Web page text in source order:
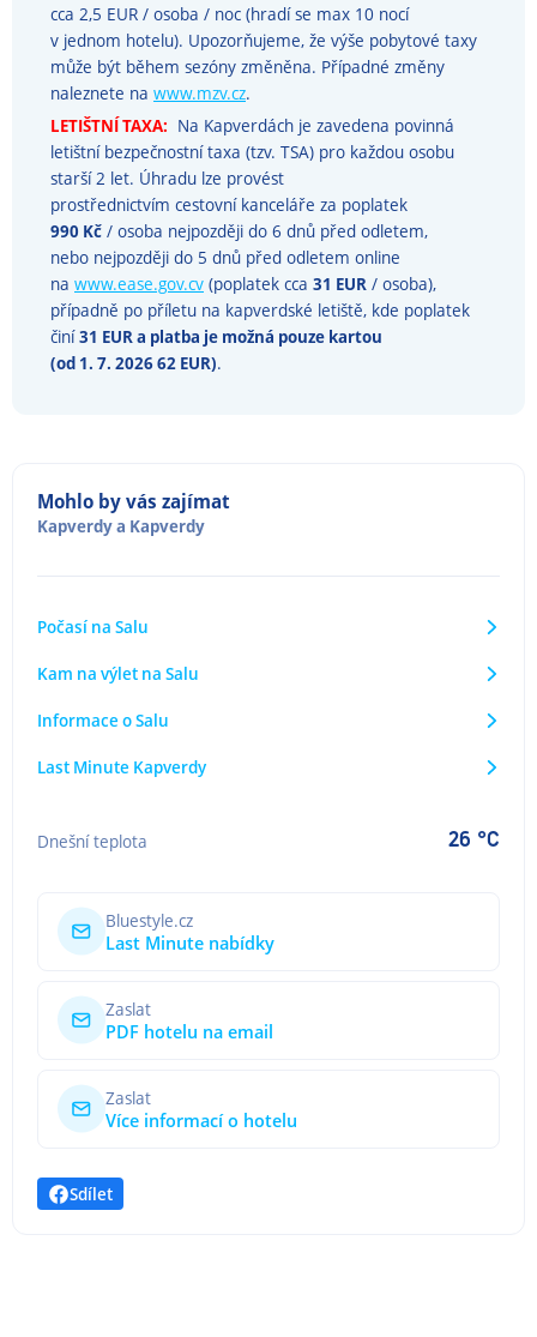
cca 2,5 EUR / osoba / noc (hradí se max 10 nocí
v jednom hotelu). Upozorňujeme, že výše pobytové taxy
může být během sezóny změněna. Případné změny
naleznete na www.mzv.cz.
LETIŠTNÍ TAXA: Na Kapverdách je zavedena povinná
letištní bezpečnostní taxa (tzv. TSA) pro každou osobu
starší 2 let. Úhradu lze provést
prostřednictvím cestovní kanceláře za poplatek
990 Kč / osoba nejpozději do 6 dnů před odletem,
nebo nejpozději do 5 dnů před odletem online
na www.ease.gov.cv (poplatek cca 31 EUR / osoba),
případně po příletu na kapverdské letiště, kde poplatek
činí31 EUR a platba je možná pouze kartou
(od 1. 7. 2026 62 EUR).
Mohlo by vás zajímat
Kapverdya Kapverdy
Počasí na Salu
Kam na výlet na Salu
Informace o Salu
Last Minute Kapverdy
Dnešní teplota 26 °C
Bluestyle.cz
Last Minute nabídky
Zaslat
PDF hotelu na email
Zaslat
Více informací o hotelu
Sdílet